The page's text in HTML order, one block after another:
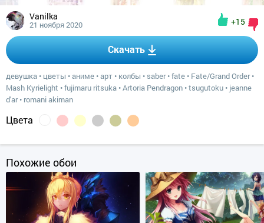
Vanilka
21 ноября 2020 +15
Скачать
девушка • цветы •аниме •арт • колбы • saber•fate • Fate/Grand Order•
Mash Kyrielight •fujimaru ritsuka •Artoria Pendragon •tsugutoku • jeanne
d'ar• romani akiman
Цвета
Похожие обои